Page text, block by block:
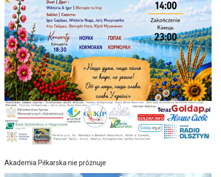
Akademia Piłkarska nie próżnuje